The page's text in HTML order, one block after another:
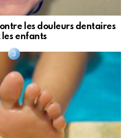
les douleurs dentaires
les enfants